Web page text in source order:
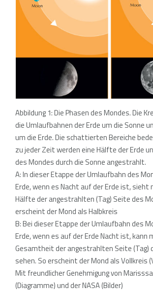
Abbildung 1: Die Phasen des Mondes. Die
die Umlaufbahnen der Erde um die Sonne
um die Erde. Die schattierten Bereiche
zu jeder Zeit werden eine Hälfte der Erde
des Mondes durch die Sonne angestrahlt.
A: In dieser Etappe der Umlaufbahn des
Erde, wenn es Nacht auf der Erde ist, sieht
Hälfte der angestrahlten (Tag) Seite des
erscheint der Mond als Halbkreis
B: Bei dieser Etappe der Umlaufbahn des
Erde, wenn es auf der Erde Nacht ist, kann
Gesamtheit der angestrahlten Seite (Tag)
sehen. So erscheint der Mond als Vollkreis
Mit freundlicher Genehmigung von
(Diagramme) und der NASA (Bilder)